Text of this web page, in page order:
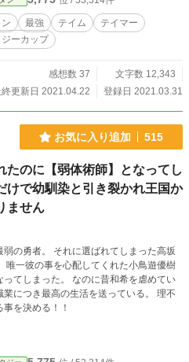
なりました。 勇者達との魔王討伐編のみ公開となります。
最強 テイム
テイマー
ーカップ
感想数 37
文字数 12,343
更新日 2021.04.22
登録日 2021.03.31
お気に入り追加 515
たのに【弱体術師】となってし
けで幼馴染と引き裂かれ王国か
ません
れてしまった高坂
のに昔和希を虐めてい
つき最高の生活を送っている。 理不
を決める！！